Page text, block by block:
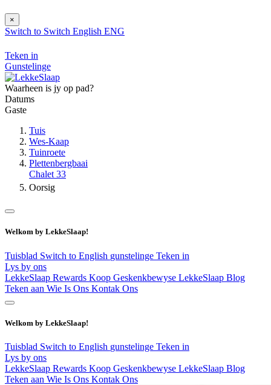
×
Switch to Switch English ENG
Teken in
Gunstelinge
Waarheen is jy op pad?
Datums
Gaste
Tuis
Wes-Kaap
Tuinroete
Plettenbergbaai
Chalet 33
Oorsig
Welkom by LekkeSlaap!
Tuisblad Switch to English gunstelinge Teken in
Lys by ons
LekkeSlaap Rewards Koop Geskenkbewyse LekkeSlaap Blog
Teken aan Wie Is Ons Kontak Ons
Welkom by LekkeSlaap!
Tuisblad Switch to English gunstelinge Teken in
Lys by ons
LekkeSlaap Rewards Koop Geskenkbewyse LekkeSlaap Blog
Teken aan Wie Is Ons Kontak Ons